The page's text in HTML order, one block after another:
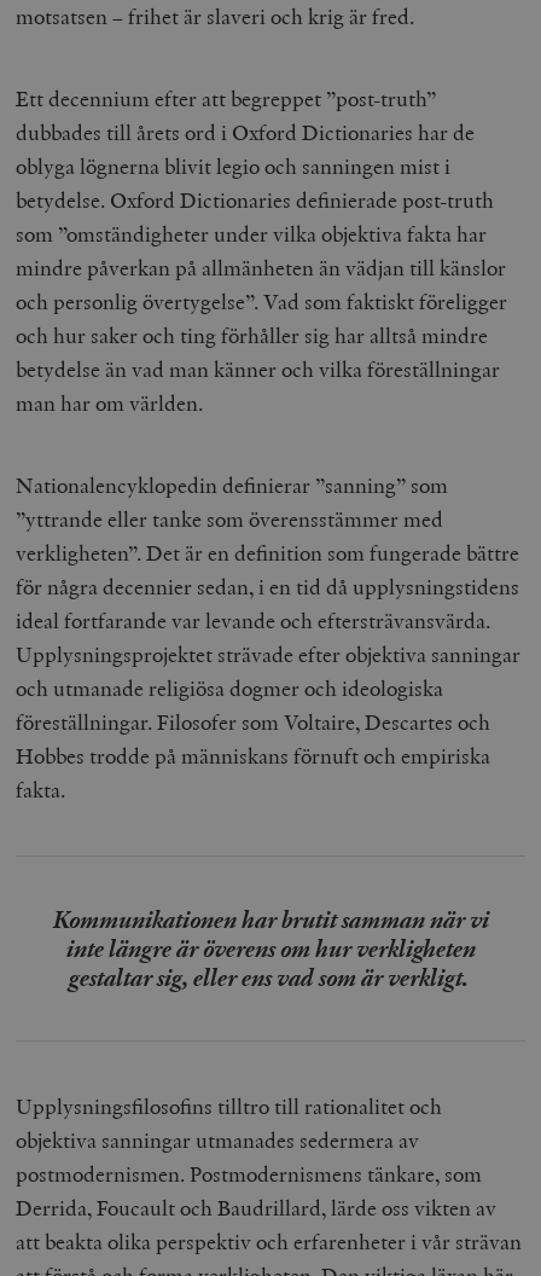
motsatsen – frihet är slaveri och krig är fred.
Ett decennium efter att begreppet ”post-truth”
dubbades till årets ord i Oxford Dictionaries har de
oblyga lögnerna blivit legio och sanningen mist i
betydelse. Oxford Dictionaries definierade post-truth
som ”omständigheter under vilka objektiva fakta har
mindre påverkan på allmänheten än vädjan till känslor
och personlig övertygelse”. Vad som faktiskt föreligger
och hur saker och ting förhåller sig har alltså mindre
betydelse än vad man känner och vilka föreställningar
man har om världen.
Nationalencyklopedin definierar ”sanning” som
”yttrande eller tanke som överensstämmer med
verkligheten”. Det är en definition som fungerade bättre
för några decennier sedan, i en tid då upplysningstidens
ideal fortfarande var levande och eftersträvansvärda.
Upplysningsprojektet strävade efter objektiva sanningar
och utmanade religiösa dogmer och ideologiska
föreställningar. Filosofer som Voltaire, Descartes och
Hobbes trodde på människans förnuft och empiriska
fakta.
Kommunikationen har brutit samman när vi
inte längre är överens om hur verkligheten
gestaltar sig, eller ens vad som är verkligt.
Upplysningsfilosofins tilltro till rationalitet och
objektiva sanningar utmanades sedermera av
postmodernismen. Postmodernismens tänkare, som
Derrida, Foucault och Baudrillard, lärde oss vikten av
att beakta olika perspektiv och erfarenheter i vår strävan